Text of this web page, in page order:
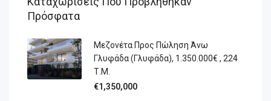
Πρόσφατα
Μεζονέτα Προς Πώληση Άνω
Γλυφάδα (Γλυφάδα), 1.350.000€ , 224
Τ.Μ.
€1,350,000